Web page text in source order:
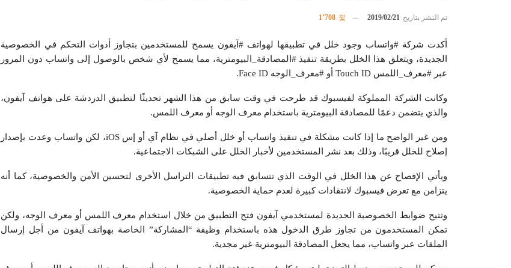
تم النشر بتاريخ 2019/02/21
أكدت شركة #واتساب وجود خلل في تطبيقها لهواتف #آيفون يسمح للمستخدمين بتجاوز أدوات التحكم في الخصوصية
الجديدة، ويتعلق هذا الخلل بطريقة تنفيذ #المصادقة_البيومترية، مما يسمح لأي شخص بالوصول إلى واتساب دون المرور
عبر #معرف_اللمس Touch ID أو #معرف_الوجه Face ID.
وكانت الشركة المملوكة لفيسبوك قد طرحت في وقت سابق من هذا الشهر تحديثًا لتطبيق الدردشة على هواتف آيفون،
والذي يتضمن دعمًا للمصادقة البيومترية باستخدام معرف الوجه أو معرف اللمس.
ومن غير الواضح ما إذا كانت مشكلة في تنفيذ واتساب أو خلل أصلي في نظام آي أو إس iOS، لكن واتساب وعدت بإصدار
إصلاح للخلل قريبًا، وذلك بعد نشر المستخدمين لأخبار الخلل على الشبكات الاجتماعية.
ويأتي الإفصاح عن هذا الخلل في الوقت الذي تتسابق فيه تطبيقات التراسل الأخرى لتحسين الأمن والخصوصية، كما أنه
يتزامن مع تعرض فيسبوك لانتقادات كبيرة لعدم حماية الخصوصية.
وتتيح ضوابط الخصوصية الجديدة لمستخدمي آيفون فتح التطبيق من خلال استخدام معرف اللمس أو معرف الوجه، ولكن
تمكن المستخدمون من تجاوز طرق الدخول هذه باستخدام وظيفة “المشاركة” الخاصة بهواتف آيفون من أجل إرسال
الملفات عبر واتساب، مما يجعل المصادقة البيومترية غير مجدية.